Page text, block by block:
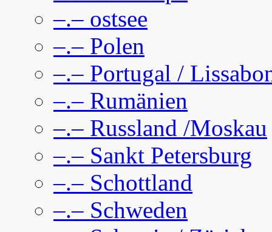
–.– ostsee
–.– Polen
–.– Portugal /
–.– Rumänien
–.– Russland /Moskau
–.– Sankt Petersburg
–.– Schottland
–.– Schweden